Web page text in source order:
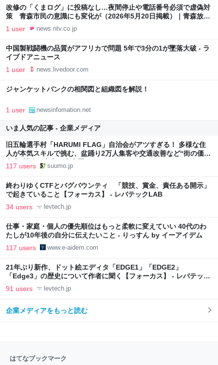
改修の「くまログ」に投稿なし…夜間停止や電話番号必須で虚偽対
策 青森市民の意識にも変化が（2026年5月20日掲載）｜青森放送
NEWS NNN
1 user news.ntv.co.jp
中国製戦闘機の品質がアフリカで問題 5年で3分の1が墜落大破 - ラ
イブドアニュース
1 user news.livedoor.com
ジャンケットバンクの相関図と組織図を解説！
1 user newsinfomation.net
いま人気の記事 - 企業メディア
旧五輪選手村「HARUMI FLAG」自治会がアツすぎる！ 多様な住
人が本気スキルで挑む、盆踊り2万人集客や交通改善など“街の価値
向上”戦略 東京・中央区
117 users suumo.jp
終わりゆくCTFとバグバウンティ 「競技、賞金、責任ある開示」
で起きていること【フォーカス】 - レバテックLAB
34 users levtech.jp
仕事・家庭・個人の優先順位はもっと柔軟に変えていい 40代のわ
たしが10年後の自分に伝えたいこと - りっすん by イーアイデム
117 users www.e-aidem.com
21年ぶり新作、ドット絵エディタ「EDGE1」「EDGE2」
「Edge3」の歴史について作者に聞く【フォーカス】 - レバテック
LAB
91 users levtech.jp
企業メディアをもっと読む
はてなブックマーク